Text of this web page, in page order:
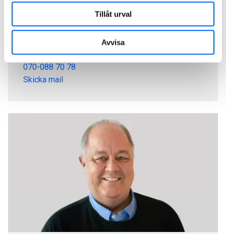
Tillåt urval
Avvisa
Niclas Vieweg
Företagssäljare, NCC Industry
070-088 70 78
Skicka mail